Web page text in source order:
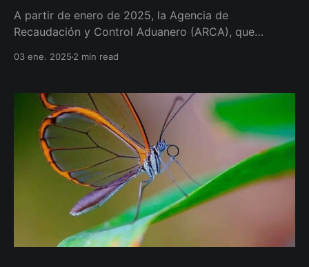
A partir de enero de 2025, la Agencia de
Recaudación y Control Aduanero (ARCA), que
03 ene. 2025 2 min read